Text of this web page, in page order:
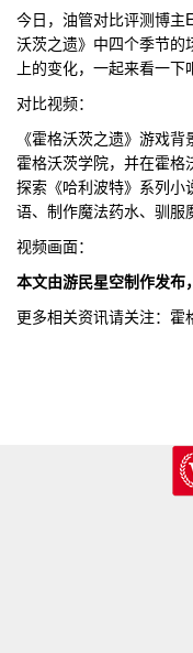
今日，油管对比评测博主
沃茨之遗》中四个季节的
上的变化，一起来看一下
对比视频：
《霍格沃茨之遗》游戏
霍格沃茨学院，并在霍
探索《哈利波特》系列小
语、制作魔法药水、驯服
视频画面：
本文由游民星空制作发布
更多相关资讯请关注：霍